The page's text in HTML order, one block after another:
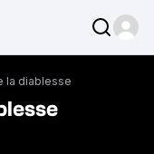
la diablesse